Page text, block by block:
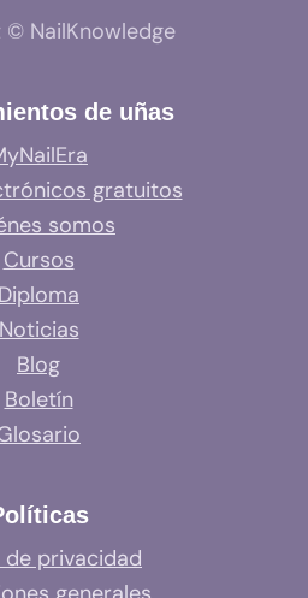
NailKnowledge
de uñas
gratuitos
somos
Cursos
Diploma
Noticias
Blog
Boletín
de privacidad